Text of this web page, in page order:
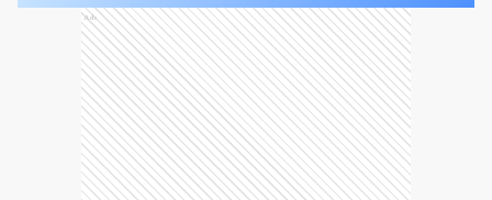
Ads